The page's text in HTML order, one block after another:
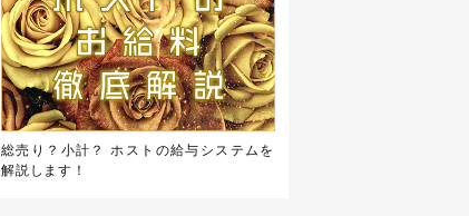
総売り？小計？ ホストの給与システムを
解説します！